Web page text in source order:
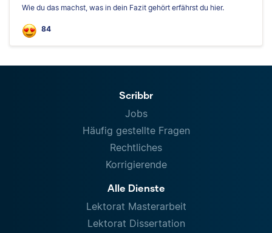
Wie du das machst, was in dein Fazit gehört erfährst du hier.
84
Scribbr
Jobs
Häufig gestellte Fragen
Rechtliches
Korrigierende
Alle Dienste
Lektorat Masterarbeit
Lektorat Dissertation